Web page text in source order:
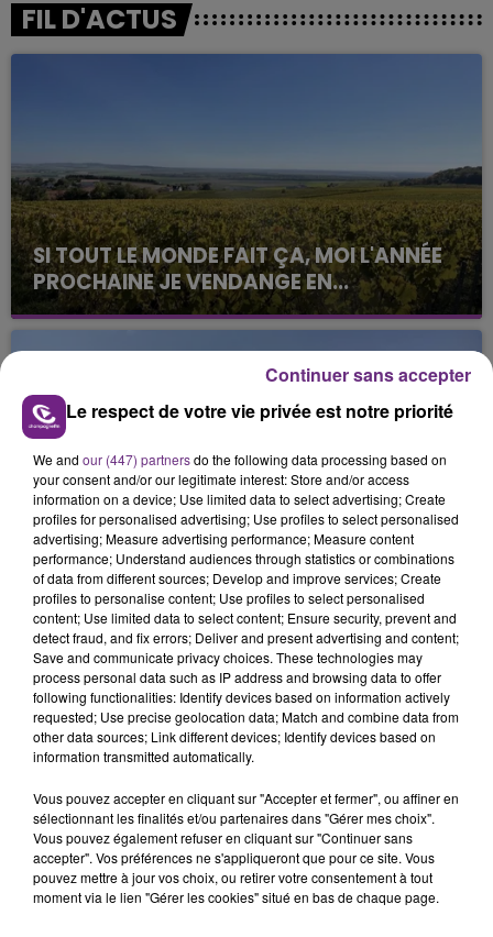
FIL D'ACTUS
SI TOUT LE MONDE FAIT ÇA, MOI L'ANNÉE
PROCHAINE JE VENDANGE EN...
La vendange en Champagne a débuté ce jeudi 6
août dans la commune de Montgueux (Aube). Du
L'INSPECTION DU TRAVAIL RAPPELLE À
L'ORDRE SUR LES CONDITIONS DE...
Alors que les dates de début des vendange 2026
s'est avéré être plus précoce que prévu,
l'inspection du Travail en profite pour rappeler
les conditions de...
TITRES DIFFUSÉS
4h56
4h56 4h54
4h54
Le respect de votre vie privée est notre priorité
We and our (447) partnersdo the following data processing based on
your consent and/or our legitimate interest: Store and/or access
information on a device; Use limited data to select advertising; Create
profiles for personalised advertising; Use profiles to select personalised
advertising; Measure advertising performance; Measure content
performance; Understand audiences through statistics or combinations
of data from different sources; Develop and improve services; Create
profiles to personalise content; Use profiles to select personalised
content; Use limited data to select content; Ensure security, prevent and
detect fraud, and fix errors; Deliver and present advertising and content;
Save and communicate privacy choices. These technologies may
process personal data such as IP address and browsing data to offer
following functionalities: Identify devices based on information actively
requested; Use precise geolocation data; Match and combine data from
other data sources; Link different devices; Identify devices based on
information transmitted automatically.
Vous pouvez accepter en cliquant sur "Accepter et fermer", ou affiner en
sélectionnant les finalités et/ou partenaires dans "Gérer mes choix".
Vous pouvez également refuser en cliquant sur "Continuer sans
accepter". Vos préférences ne s'appliqueront que pour ce site. Vous
pouvez mettre à jour vos choix, ou retirer votre consentement à tout
moment via le lien "Gérer les cookies" situé en bas de chaque page.
Continuer sans accepter